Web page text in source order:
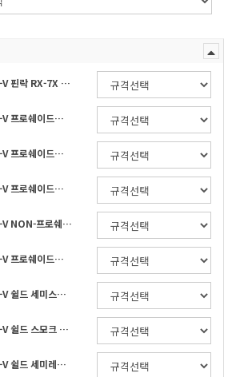
아라이헬멧 VAS-V 핀락 RX-7X / ASTRO-GX / XD / RAPIDE-NEO / VECTOR-X 전용 김서림 방지
아라이헬멧 VAS-V 프로쉐이드쉴드 레드(바이저 포함) RX-7X / ASTRO-GX / XD / RAPIDE-NEO / VECTOR-X
아라이헬멧 VAS-V 프로쉐이드쉴드 실버(바이저 포함) RX-7X / ASTRO-GX / XD / RAPIDE-NEO / VECTOR-X
아라이헬멧 VAS-V 프로쉐이드쉴드 블루(바이저 포함) RX-7X / ASTRO-GX / XD / RAPIDE-NEO / VECTOR-X
아라이헬멧 VAS-V NON-프로쉐이드쉴드 (스모크바이저 미포함) RX-7X / ASTRO-GX / XD / RAPIDE-NEO / VECTOR-X
아라이헬멧 VAS-V 프로쉐이드쉴드 (스모크바이저 포함) RX-7X / ASTRO-GX / XD / RAPIDE-NEO / VECTOR-X
아라이헬멧 VAS-V 쉴드 세미스모크 RX-7X / ASTRO-GX / XD / RAPIDE-NEO / VECTOR-X
아라이헬멧 VAS-V 쉴드 스모크 RX-7X / ASTRO-GX / XD / RAPIDE-NEO / VECTOR-X
아라이헬멧 VAS-V 쉴드 세미레드 RX-7X / ASTRO-GX / XD / RAPIDE-NEO / VECTOR-X